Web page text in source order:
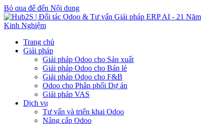
Bỏ qua để đến Nội dung
Trang chủ
Giải pháp
Giải pháp Odoo cho Sản xuất
Giải pháp Odoo cho Bán lẻ
Giải pháp Odoo cho F&B
Odoo cho Phân phối Dự án
Giải pháp VAS
Dịch vụ
Tư vấn và triển khai Odoo
Nâng cấp Odoo